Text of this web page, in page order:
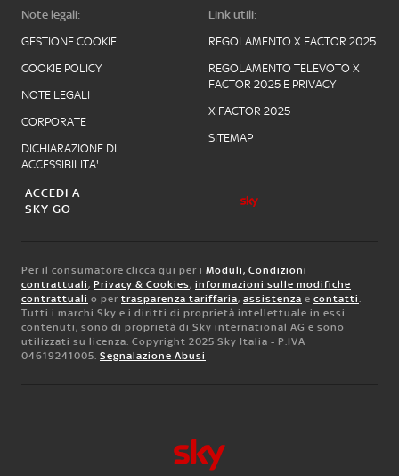
Note legali:
GESTIONE COOKIE
COOKIE POLICY
NOTE LEGALI
CORPORATE
DICHIARAZIONE DI
ACCESSIBILITA'
Link utili:
REGOLAMENTO X FACTOR 2025
REGOLAMENTO TELEVOTO X
FACTOR 2025 E PRIVACY
X FACTOR 2025
SITEMAP
ACCEDI A
SKY GO
Per il consumatore clicca qui per i Moduli, Condizioni
contrattuali, Privacy & Cookies, informazioni sulle modifiche
contrattuali o per trasparenza tariffaria, assistenza e contatti.
Tutti i marchi Sky e i diritti di proprietà intellettuale in essi
contenuti, sono di proprietà di Sky international AG e sono
utilizzati su licenza. Copyright 2025 Sky Italia - P.IVA
04619241005. Segnalazione Abusi